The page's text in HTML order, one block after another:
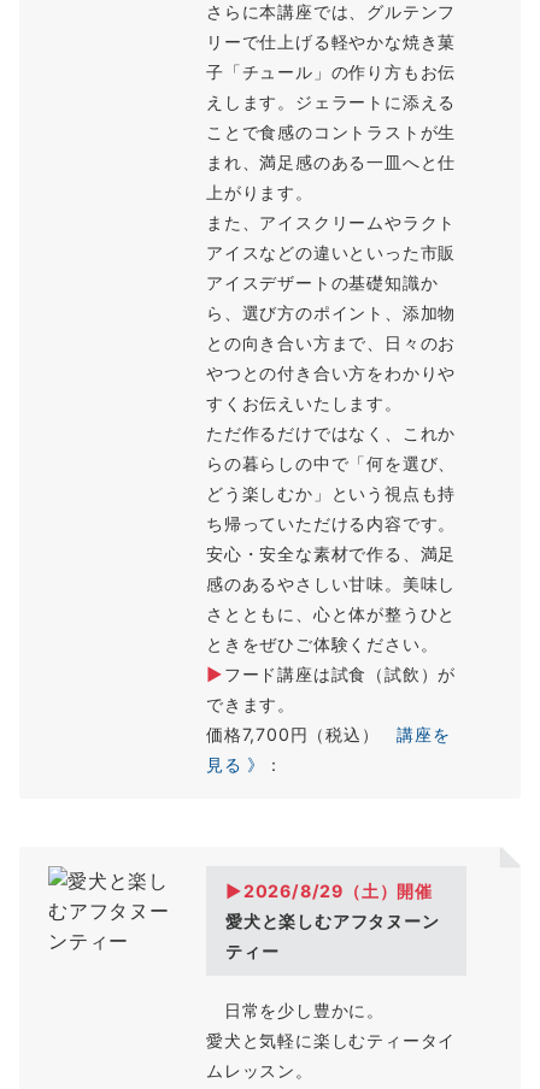
さらに本講座では、グルテンフ
リーで仕上げる軽やかな焼き菓
子「チュール」の作り方もお伝
えします。ジェラートに添える
ことで食感のコントラストが生
まれ、満足感のある一皿へと仕
上がります。
また、アイスクリームやラクト
アイスなどの違いといった市販
アイスデザートの基礎知識か
ら、選び方のポイント、添加物
との向き合い方まで、日々のお
やつとの付き合い方をわかりや
すくお伝えいたします。
ただ作るだけではなく、これか
らの暮らしの中で「何を選び、
どう楽しむか」という視点も持
ち帰っていただける内容です。
安心・安全な素材で作る、満足
感のあるやさしい甘味。美味し
さとともに、心と体が整うひと
ときをぜひご体験ください。
▶フード講座は試食（試飲）が
できます。
価格7,700円（税込）講座を
見る 》
：
▶2026/8/29（土）開催
愛犬と楽しむアフタヌーン
ティー
日常を少し豊かに。
愛犬と気軽に楽しむティータイ
ムレッスン。